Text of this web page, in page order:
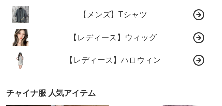
【メンズ】Tシャツ
【レディース】ウィッグ
【レディース】ハロウィン
チャイナ服 人気アイテム